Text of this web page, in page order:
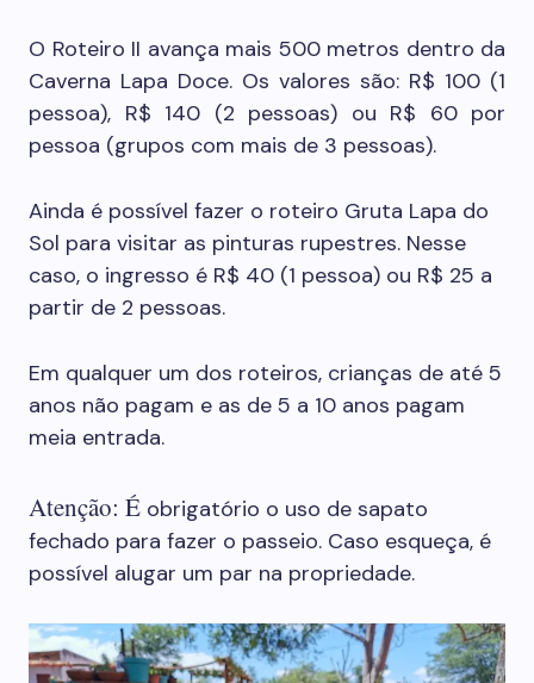
O Roteiro II avança mais 500 metros dentro da
Caverna Lapa Doce. Os valores são: R$ 100 (1
pessoa), R$ 140 (2 pessoas) ou R$ 60 por
pessoa (grupos com mais de 3 pessoas).
Ainda é possível fazer o roteiro Gruta Lapa do
Sol para visitar as pinturas rupestres. Nesse
caso, o ingresso é R$ 40 (1 pessoa) ou R$ 25 a
partir de 2 pessoas.
Em qualquer um dos roteiros, crianças de até 5
anos não pagam e as de 5 a 10 anos pagam
meia entrada.
Atenção: É obrigatório o uso de sapato
fechado para fazer o passeio. Caso esqueça, é
possível alugar um par na propriedade.